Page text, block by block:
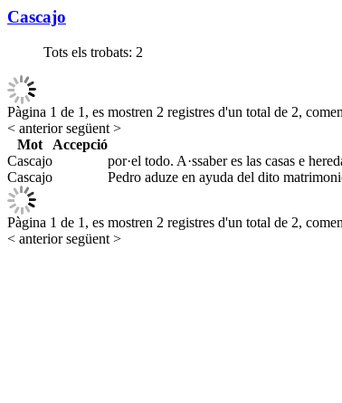
Cascajo
Tots els trobats: 2
Pàgina 1 de 1, es mostren 2 registres d'un total de 2,
< anteriorsegüent >
Mot
Accepció
Cascajo
por·el todo. A·ssaber es las casas e
Cascajo
Pedro aduze en ayuda del dito
Pàgina 1 de 1, es mostren 2 registres d'un total de 2,
< anteriorsegüent >